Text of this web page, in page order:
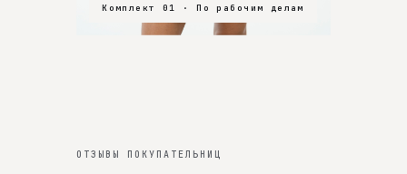
Комплект 01 · По рабочим делам
Комплект 02 · В зал
Комплект 03 · На особенный вечер
ОТЗЫВЫ ПОКУПАТЕЛЬНИЦ